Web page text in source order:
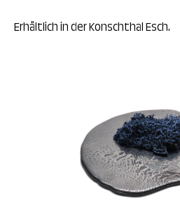
Erhältlich in der Konschthal Esch.